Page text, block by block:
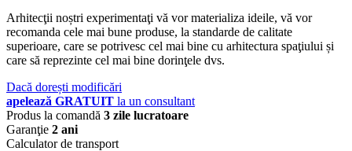
Arhitecţii noștri experimentaţi vă vor materializa ideile, vă vor
recomanda cele mai bune produse, la standarde de calitate
superioare, care se potrivesc cel mai bine cu arhitectura spaţiului și
care să reprezinte cel mai bine dorinţele dvs.
Dacă dorești modificări
apelează GRATUIT la un consultant
Produs la comandă 3 zile lucratoare
Garanţie 2 ani
Calculator de transport